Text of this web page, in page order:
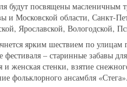
будут посвящены
Московской области, Санкт-
Ярославской, Вологодской,
ярким шествием по улицам
– старинные забавы
женская стенки, взятие
фольклорного ансамбля «Стега».